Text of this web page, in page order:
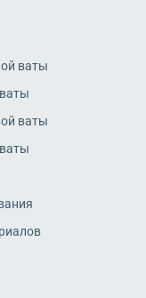
ваты
ваты